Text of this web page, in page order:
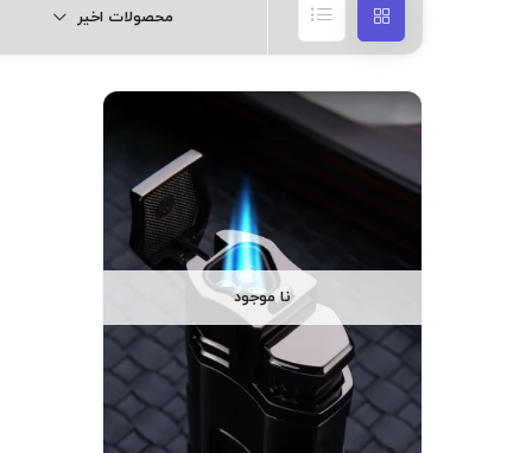
محصولات اخیر
نا موجود